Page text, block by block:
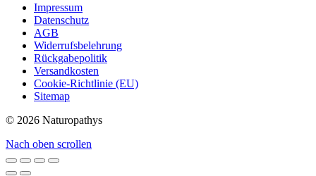
Impressum
Datenschutz
AGB
Widerrufsbelehrung
Rückgabepolitik
Versandkosten
Cookie-Richtlinie (EU)
Sitemap
© 2026 Naturopathys
Nach oben scrollen